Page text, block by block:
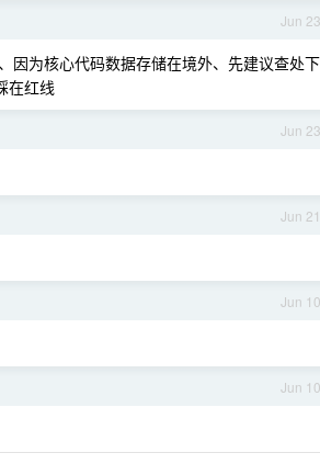
Jun 23
因为核心代码数据存储在境外、先建议查处下
在红线
Jun 23
Jun 21
Jun 10
Jun 10